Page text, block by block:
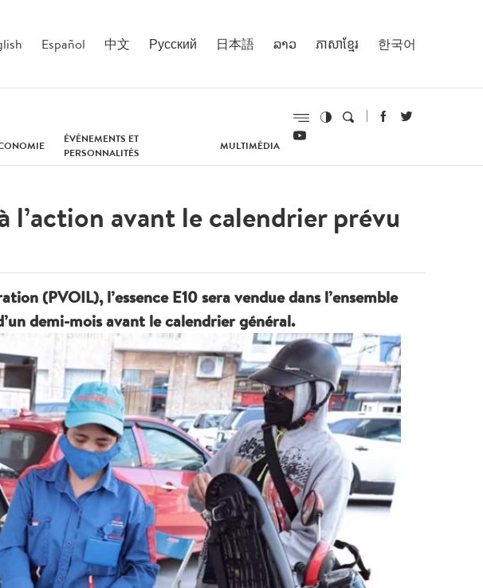
Español 中文 Русский 日本語 ລາວ ភាសាខ្មែរ 한국어
ÉVÉNEMENTS ET
PERSONNALITÉS
MULTIMÉDIA
l’action avant le calendrier prévu
(PVOIL), l’essence E10 sera vendue dans l’ensemble
demi-mois avant le calendrier général.